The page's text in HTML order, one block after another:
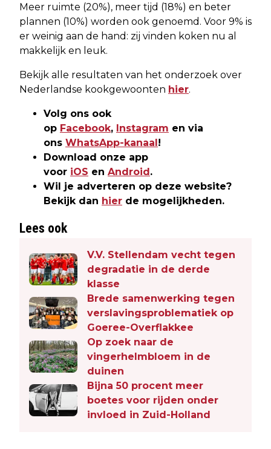
Meer ruimte (20%), meer tijd (18%) en beter
plannen (10%) worden ook genoemd. Voor 9% is
er weinig aan de hand: zij vinden koken nu al
makkelijk en leuk.
Bekijk alle resultaten van het onderzoek over
Nederlandse kookgewoonten hier.
Volg ons ook
op Facebook, Instagram en via
ons WhatsApp-kanaal!
Download onze app
voor iOS en Android.
Wil je adverteren op deze website?
Bekijk dan hier de mogelijkheden.
Lees ook
V.V. Stellendam vecht tegen
degradatie in de derde
klasse
Brede samenwerking tegen
verslavingsproblematiek op
Goeree-Overflakkee
Op zoek naar de
vingerhelmbloem in de
duinen
Bijna 50 procent meer
boetes voor rijden onder
invloed in Zuid-Holland